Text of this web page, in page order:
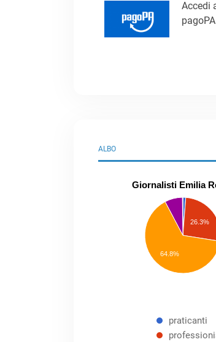
Accedi
pagoPA
ALBO
Giornalisti Emilia
26.3%
64.8%
praticanti